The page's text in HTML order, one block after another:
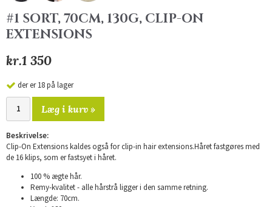
#1 SORT, 70CM, 130G, CLIP-ON
EXTENSIONS
kr.1 350
der er 18 på lager
Læg i kurv »
Beskrivelse:
Clip-On Extensions kaldes også for clip-in hair extensions.Håret fastgøres med
de 16 klips, som er fastsyet i håret.
100 % ægte hår.
Remy-kvalitet - alle hårstrå ligger i den samme retning.
Længde: 70cm.